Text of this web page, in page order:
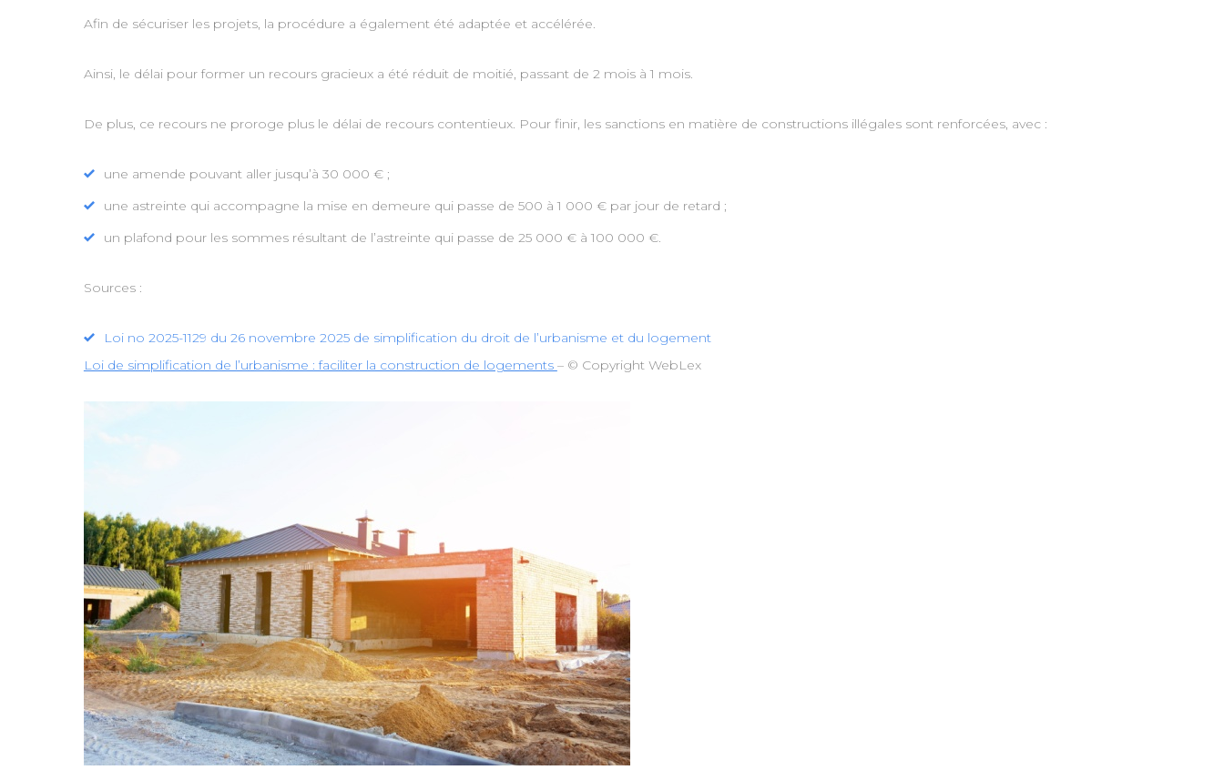
Afin de sécuriser les projets, la procédure a également été adaptée et accélérée.
Ainsi, le délai pour former un recours gracieux a été réduit de moitié, passant de 2 mois à 1 mois.
De plus, ce recours ne proroge plus le délai de recours contentieux. Pour finir, les sanctions en matière de constructions illégales sont renforcées, avec :
une amende pouvant aller jusqu’à 30 000 € ;
une astreinte qui accompagne la mise en demeure qui passe de 500 à 1 000 € par jour de retard ;
un plafond pour les sommes résultant de l’astreinte qui passe de 25 000 € à 100 000 €.
Sources :
Loi no 2025-1129 du 26 novembre 2025 de simplification du droit de l’urbanisme et du logement
Loi de simplification de l’urbanisme : faciliter la construction de logements – © Copyright WebLex